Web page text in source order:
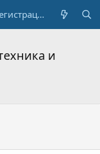
Регистрация
и